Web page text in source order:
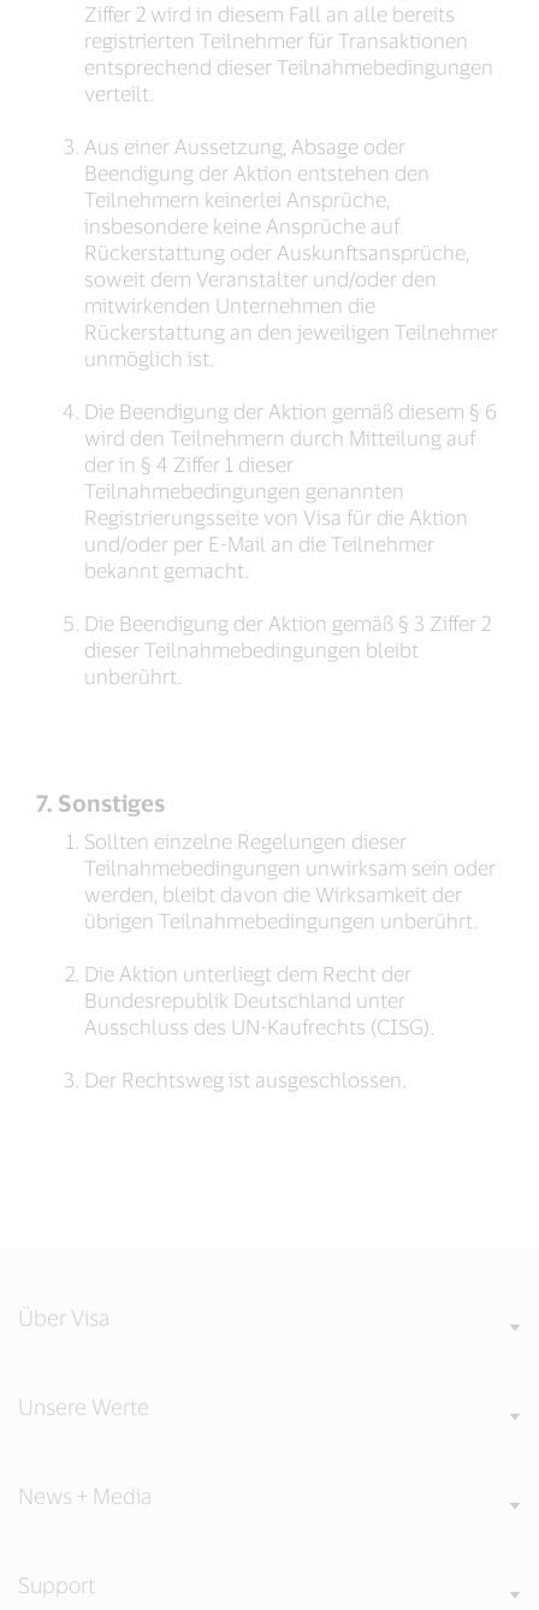
Ziffer 2 wird in diesem Fall an alle bereits
registrierten Teilnehmer für Transaktionen
entsprechend dieser Teilnahmebedingungen
verteilt.
Aus einer Aussetzung, Absage oder
Beendigung der Aktion entstehen den
Teilnehmern keinerlei Ansprüche,
insbesondere keine Ansprüche auf
Rückerstattung oder Auskunftsansprüche,
soweit dem Veranstalter und/oder den
mitwirkenden Unternehmen die
Rückerstattung an den jeweiligen Teilnehmer
unmöglich ist.
Die Beendigung der Aktion gemäß diesem § 6
wird den Teilnehmern durch Mitteilung auf
der in § 4 Ziffer 1 dieser
Teilnahmebedingungen genannten
Registrierungsseite von Visa für die Aktion
und/oder per E-Mail an die Teilnehmer
bekannt gemacht.
Die Beendigung der Aktion gemäß § 3 Ziffer 2
dieser Teilnahmebedingungen bleibt
unberührt.
7. Sonstiges
Sollten einzelne Regelungen dieser
Teilnahmebedingungen unwirksam sein oder
werden, bleibt davon die Wirksamkeit der
übrigen Teilnahmebedingungen unberührt.
Die Aktion unterliegt dem Recht der
Bundesrepublik Deutschland unter
Ausschluss des UN-Kaufrechts (CISG).
Der Rechtsweg ist ausgeschlossen.
Über Visa
Unsere Werte
News + Media
Support